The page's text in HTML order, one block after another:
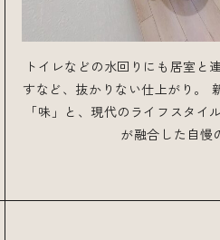
トイレなどの水回りにも居室と
すなど、抜かりない仕上がり。
「味」と、現代のライフスタイ
が融合した自慢